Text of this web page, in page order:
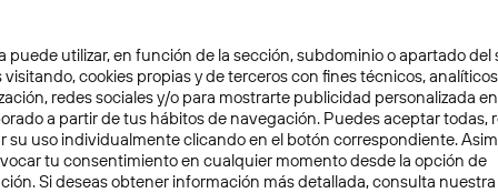
4 min
puede utilizar, en función de la sección, subdominio o apartado del
visitando, cookies propias y de terceros con fines técnicos,
redes sociales y/o para mostrarte publicidad personalizada
a partir de tus hábitos de navegación. Puedes aceptar todas,
su uso individualmente clicando en el botón correspondiente.
tu consentimiento en cualquier momento desde la opción de
Si deseas obtener información más detallada, consulta nuestra